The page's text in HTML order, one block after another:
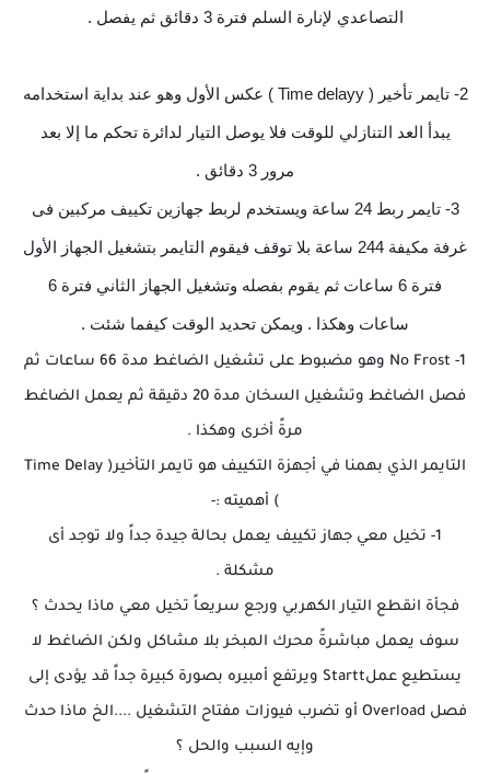
التصاعدي لإنارة السلم فترة 3 دقائق ثم يفصل .
2- تايمر تأخير ( Time delayy ) عكس الأول وهو عند بداية استخدامه
يبدأ العد التنازلي للوقت فلا يوصل التيار لدائرة تحكم ما إلا بعد
مرور 3 دقائق .
3- تايمر ربط 24 ساعة ويستخدم لربط جهازين تكييف مركبين فى
غرفة مكيفة 244 ساعة بلا توقف فيقوم التايمر بتشغيل الجهاز الأول
فترة 6 ساعات ثم يقوم بفصله وتشغيل الجهاز الثاني فترة 6
ساعات وهكذا . ويمكن تحديد الوقت كيفما شئت .
1- No Frost وهو مضبوط على تشغيل الضاغط مدة 66 ساعات ثم
فصل الضاغط وتشغيل السخان مدة 20 دقيقة ثم يعمل الضاغط
مرةً أخرى وهكذا .
التايمر الذي بهمنا في أجهزة التكييف هو تايمر التأخير( Time Delay
) أهميته :-
1- تخيل معي جهاز تكييف يعمل بحالة جيدة جداً ولا توجد أى
مشكلة .
فجأة انقطع التيار الكهربي ورجع سريعاً تخيل معي ماذا يحدث ؟
سوف يعمل مباشرةً محرك المبخر بلا مشاكل ولكن الضاغط لا
يستطيع عملStartt ويرتفع أمبيره بصورة كبيرة جداً قد يؤدى إلى
فصل Overload أو تضرب فيوزات مفتاح التشغيل ....الخ ماذا حدث
وإيه السبب والحل ؟